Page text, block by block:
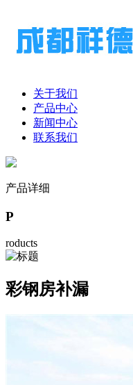
关于我们
产品中心
新闻中心
联系我们
产品详细
P
roducts
彩钢房补漏